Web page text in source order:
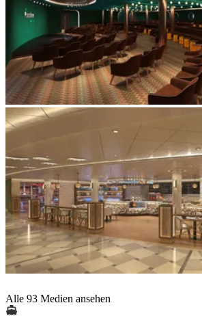
Alle 93 Medien ansehen